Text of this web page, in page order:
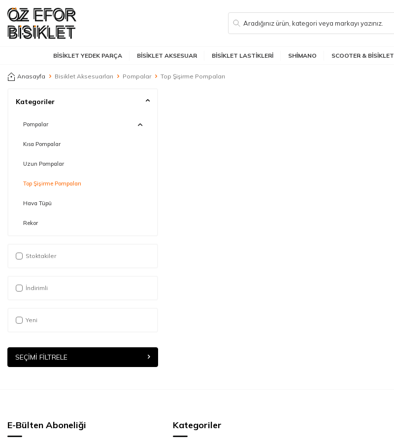
BISIKLET YEDEK PARÇA BISIKLET AKSESUAR BISIKLET LASTIKLERI SHIMANO SCOOTER & BISIKLET
Anasayfa Bisiklet Aksesuarları Pompalar Top Şişirme Pompaları
Kategoriler
Pompalar
Kısa Pompalar
Uzun Pompalar
Top Şişirme Pompaları
Hava Tüpü
Rekor
Stoktakiler
İndirimli
Yeni
SEÇIMI FILTRELE
E-Bülten Aboneliği Kategoriler